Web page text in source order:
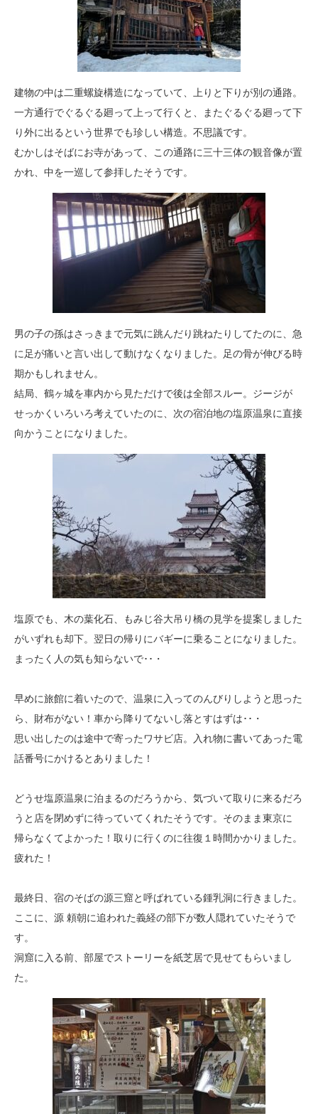
建物の中は二重螺旋構造になっていて、上りと下りが別の通路。
一方通行でぐるぐる廻って上って行くと、またぐるぐる廻って下
り外に出るという世界でも珍しい構造。不思議です。
むかしはそばにお寺があって、この通路に三十三体の観音像が置
かれ、中を一巡して参拝したそうです。
男の子の孫はさっきまで元気に跳んだり跳ねたりしてたのに、急
に足が痛いと言い出して動けなくなりました。足の骨が伸びる時
期かもしれません。
結局、鶴ヶ城を車内から見ただけで後は全部スルー。ジージが
せっかくいろいろ考えていたのに、次の宿泊地の塩原温泉に直接
向かうことになりました。
塩原でも、木の葉化石、もみじ谷大吊り橋の見学を提案しました
がいずれも却下。翌日の帰りにバギーに乗ることになりました。
まったく人の気も知らないで･･・
早めに旅館に着いたので、温泉に入ってのんびりしようと思った
ら、財布がない！車から降りてないし落とすはずは･･・
思い出したのは途中で寄ったワサビ店。入れ物に書いてあった電
話番号にかけるとありました！
どうせ塩原温泉に泊まるのだろうから、気づいて取りに来るだろ
うと店を閉めずに待っていてくれたそうです。そのまま東京に
帰らなくてよかった！取りに行くのに往復１時間かかりました。
疲れた！
最終日、宿のそばの源三窟と呼ばれている鍾乳洞に行きました。
ここに、源 頼朝に追われた義経の部下が数人隠れていたそうで
す。
洞窟に入る前、部屋でストーリーを紙芝居で見せてもらいまし
た。